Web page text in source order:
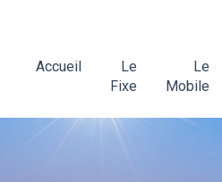
Accueil
Le
Fixe
Le
Mobile